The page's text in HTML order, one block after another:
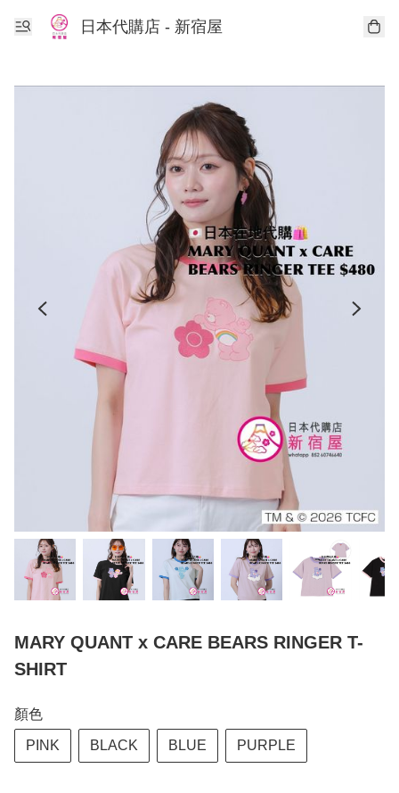
日本代購店 - 新宿屋
MARY QUANT x CARE BEARS RINGER T-
SHIRT
顏色
PINK BLACK BLUE PURPLE